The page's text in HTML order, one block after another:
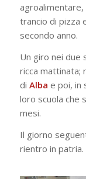
trancio di pizza
secondo anno.
Un giro nei due
ricca mattinata;
di Alba e poi, in
loro scuola che
mesi.
Il giorno
rientro in patria.